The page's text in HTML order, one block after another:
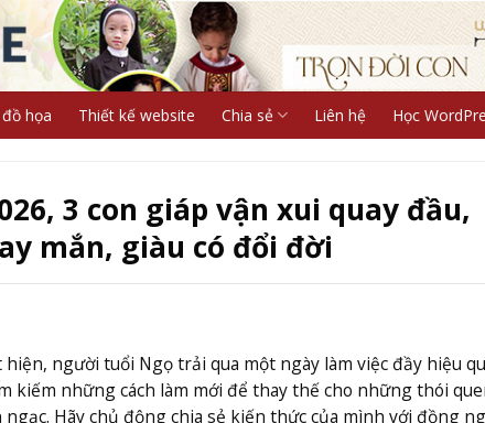
họa Thiết kế website Chia sẻ Liên hệ Học
3 con giáp vận xui quay đầu,
mắn, giàu có đổi đời
người tuổi Ngọ trải qua một ngày làm việc đầy hiệu
kiếm những cách làm mới để thay thế cho những thói
Hãy chủ động chia sẻ kiến thức của mình với đồng